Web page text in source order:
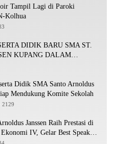
Tampil Lagi di Paroki
Kolhua
DIDIK BARU SMA ST.
KUPANG DALAM
PERTAMA
Didik SMA Santo Arnoldus
Mendukung Komite Sekolah
2129
Janssen Raih Prestasi di
IV, Gelar Best Speaker